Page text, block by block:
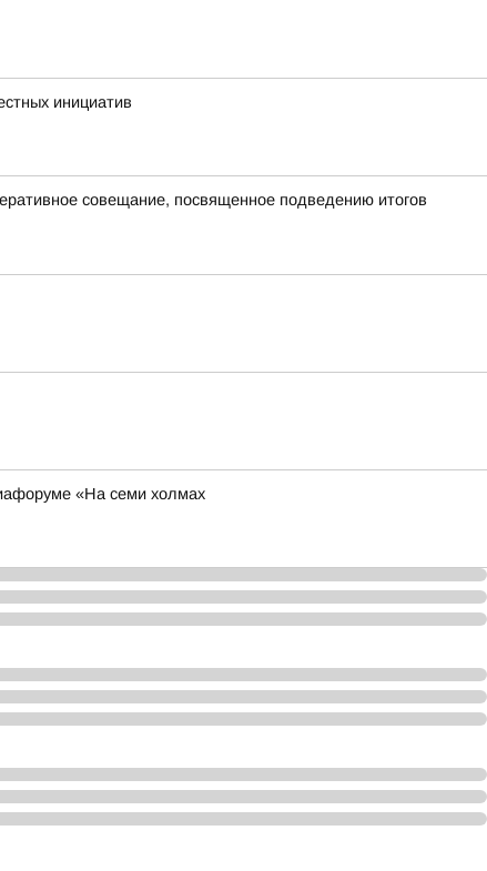
инициатив
совещание, посвященное подведению итогов
«На семи холмах